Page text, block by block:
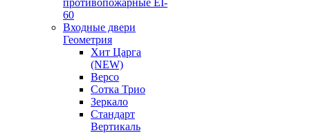
противопожарные EI-
60
Входные двери
Геометрия
Хит Царга
(NEW)
Версо
Сотка Трио
Зеркало
Стандарт
Вертикаль